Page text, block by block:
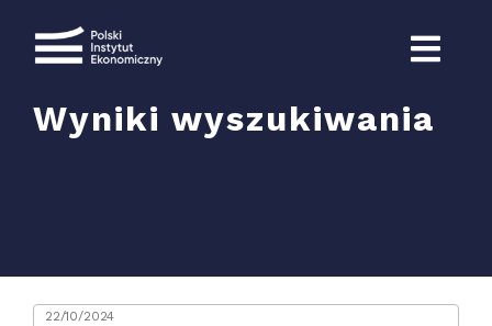
Wyniki wyszukiwania
22/10/2024